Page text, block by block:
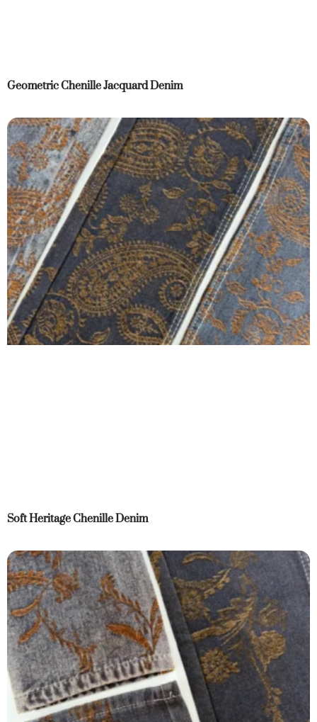
Geometric Chenille Jacquard Denim
Soft Heritage Chenille Denim